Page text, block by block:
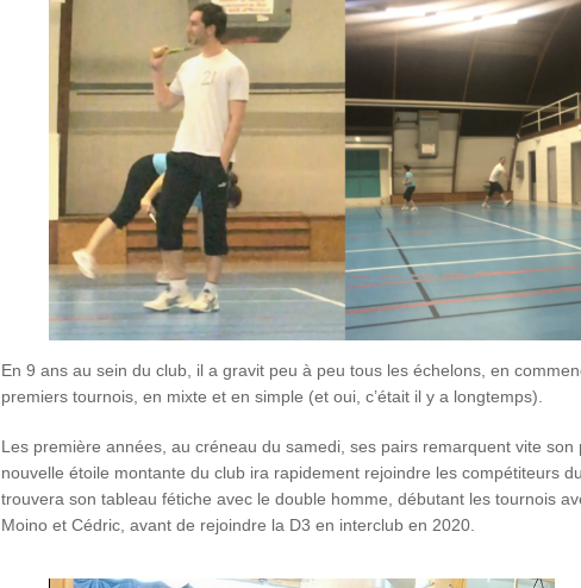
En 9 ans au sein du club, il a gravit peu à peu tous les échelons, en
premiers tournois, en mixte et en simple (et oui, c’était il y a longtemps).
Les première années, au créneau du samedi, ses pairs remarquent vite son
nouvelle étoile montante du club ira rapidement rejoindre les compétiteurs
trouvera son tableau fétiche avec le double homme, débutant les tournois
Moino et Cédric, avant de rejoindre la D3 en interclub en 2020.